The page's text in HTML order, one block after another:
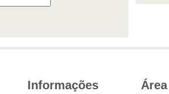
Informações